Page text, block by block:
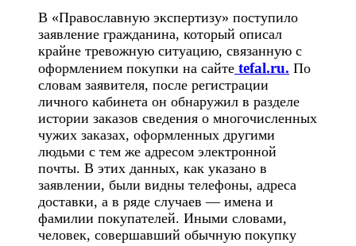
В «Православную экспертизу» поступило
заявление гражданина, который описал
крайне тревожную ситуацию, связанную с
оформлением покупки на сайте tefal.ru. По
словам заявителя, после регистрации
личного кабинета он обнаружил в разделе
истории заказов сведения о многочисленных
чужих заказах, оформленных другими
людьми с тем же адресом электронной
почты. В этих данных, как указано в
заявлении, были видны телефоны, адреса
доставки, а в ряде случаев — имена и
фамилии покупателей. Иными словами,
человек, совершавший обычную покупку